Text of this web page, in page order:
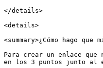
</details>
<details>
<summary>¿Cómo hago que
Para crear un enlace
en los 3 puntos junto al